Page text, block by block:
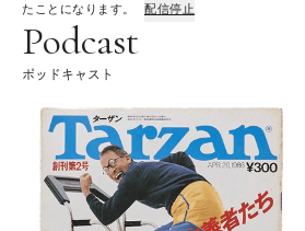
たことになります。
配信停止
Podcast
ポッドキャスト